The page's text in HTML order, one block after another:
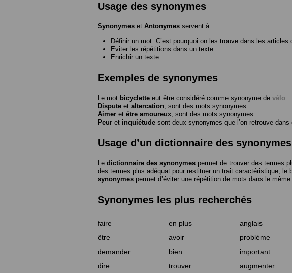
Usage des synonymes
Synonymes et Antonymes servent à:
Définir un mot. C’est pourquoi on les trouve dans les articles
Eviter les répétitions dans un texte.
Enrichir un texte.
Exemples de synonymes
Le mot bicyclette eut être considéré comme synonyme de vélo
Dispute et altercation , sont des mots synonymes.
Aimer et être amoureux , sont des mots synonymes.
Peur et inquiétude sont deux synonymes que l’on retrouve
Usage d’un dictionnaire des synonymes
Le dictionnaire des synonymes permet de trouver des termes
des termes plus adéquat pour restituer un trait caractéristique,
synonymes permet d’éviter une répétition de mots dans le
Synonymes les plus recherchés
faire en plus anglais
être
avoir problème
demander
bien important
dire
trouver augmenter